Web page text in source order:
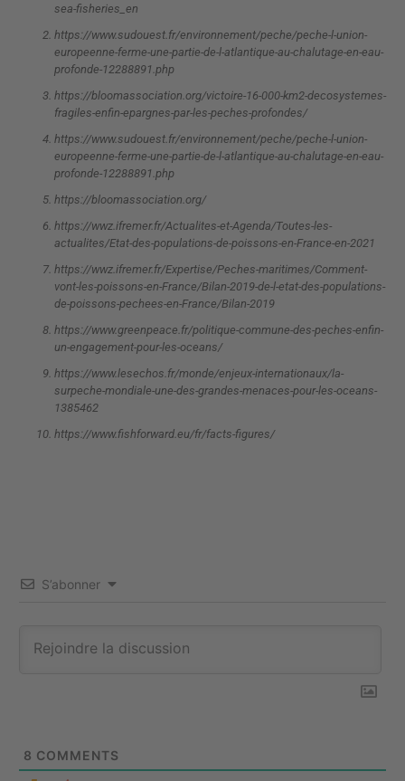
sea-fisheries_en
https://www.sudouest.fr/environnement/peche/peche-l-union-
europeenne-ferme-une-partie-de-l-atlantique-au-chalutage-en-eau-
profonde-12288891.php
https://bloomassociation.org/victoire-16-000-km2-decosystemes-
fragiles-enfin-epargnes-par-les-peches-profondes/
https://www.sudouest.fr/environnement/peche/peche-l-union-
europeenne-ferme-une-partie-de-l-atlantique-au-chalutage-en-eau-
profonde-12288891.php
https://bloomassociation.org/
https://wwz.ifremer.fr/Actualites-et-Agenda/Toutes-les-
actualites/Etat-des-populations-de-poissons-en-France-en-2021
https://wwz.ifremer.fr/Expertise/Peches-maritimes/Comment-
vont-les-poissons-en-France/Bilan-2019-de-l-etat-des-populations-
de-poissons-pechees-en-France/Bilan-2019
https://www.greenpeace.fr/politique-commune-des-peches-enfin-
un-engagement-pour-les-oceans/
https://www.lesechos.fr/monde/enjeux-internationaux/la-
surpeche-mondiale-une-des-grandes-menaces-pour-les-oceans-
1385462
https://www.fishforward.eu/fr/facts-figures/
S’abonner
8 COMMENTS